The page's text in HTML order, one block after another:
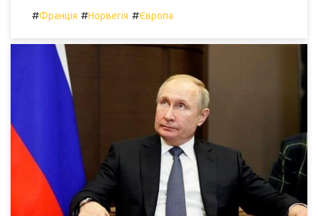
#Франція #Норвегія #Європа